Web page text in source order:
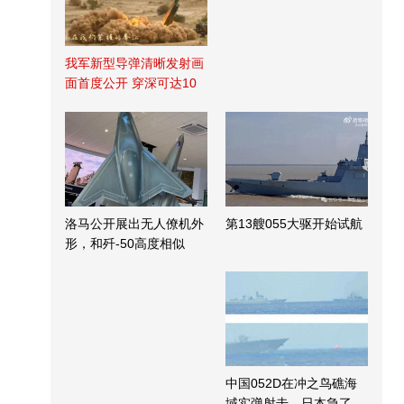
我军新型导弹清晰发射画
面首度公开 穿深可达10
洛马公开展出无人僚机外
形，和歼-50高度相似
第13艘055大驱开始试航
中国052D在冲之鸟礁海